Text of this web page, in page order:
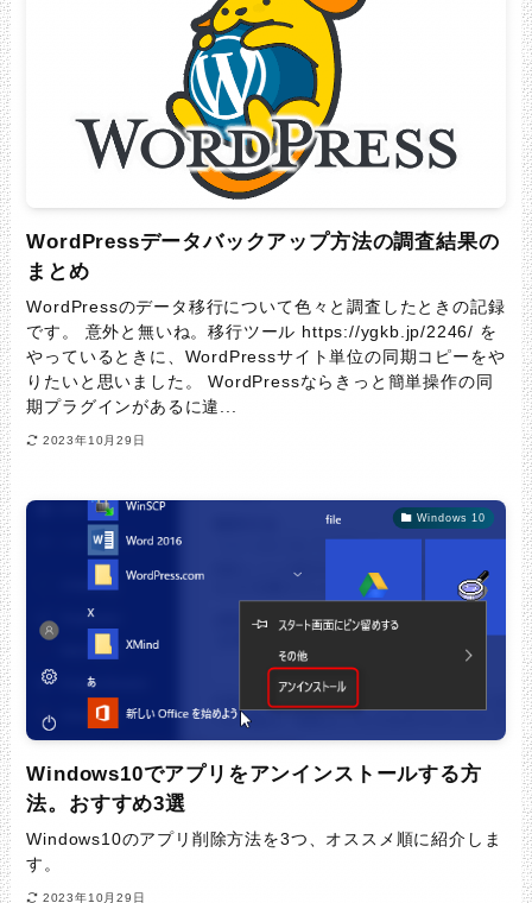
WordPressデータバックアップ方法の調査結果の
まとめ
WordPressのデータ移行について色々と調査したときの記録
です。 意外と無いね。移行ツール https://ygkb.jp/2246/ を
やっているときに、WordPressサイト単位の同期コピーをや
りたいと思いました。 WordPressならきっと簡単操作の同
期プラグインがあるに違...
2023年10月29日
Windows 10
Windows10でアプリをアンインストールする方
法。おすすめ3選
Windows10のアプリ削除方法を3つ、オススメ順に紹介しま
す。
2023年10月29日